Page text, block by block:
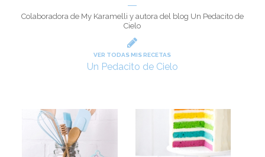
Colaboradora de My Karamelli y autora del blog Un Pedacito de
Cielo
VER TODAS MIS RECETAS
Un Pedacito de Cielo